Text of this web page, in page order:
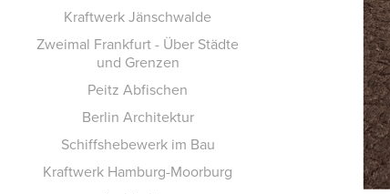
Kraftwerk Jänschwalde
Zweimal Frankfurt - Über Städte
und Grenzen
Peitz Abfischen
Berlin Architektur
Schiffshebewerk im Bau
Kraftwerk Hamburg-Moorburg